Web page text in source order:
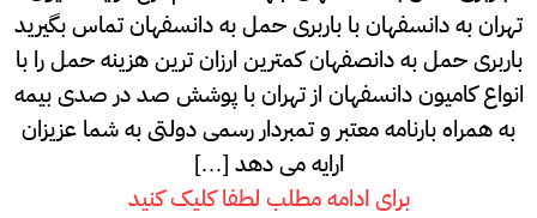
تهران به دانسفهان با باربری حمل به دانسفهان تماس بگیرید
باربری حمل به دانصفهان کمترین ارزان ترین هزینه حمل را با
انواع کامیون دانسفهان از تهران با پوشش صد در صدی بیمه
به همراه بارنامه معتبر و تمبردار رسمی دولتی به شما عزیزان
ارایه می دهد […]
برای ادامه مطلب لطفا کلیک کنید